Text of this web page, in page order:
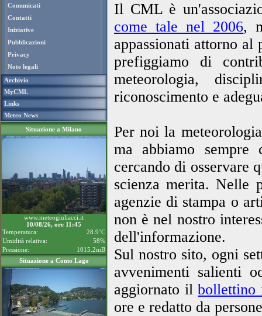
Comunicati
Contatti
Iniziative
Pubblicazioni
Privacy
Note legali
Archivio
MyCML
Links
Meteo News
Situazione a Milano
www.meteogiuliacci.it
10/08/26, ore 11:45
Temperatura:
28.9°C
Umidità relativa:
58%
Pressione:
1015.2mB
Situazione a Como Lago
Il CML è
come tale nel 2006,
appassionati attorno
prefiggiamo di
meteorologia,
riconoscimento e
Per noi la
ma abbiamo sempre
cercando di osservare
scienza merita. Nelle
agenzie di stampa o
non è nel nostro
dell'informazione.
Sul nostro sito, ogni
avvenimenti salienti
aggiornato ilbollettino
ore e redatto da